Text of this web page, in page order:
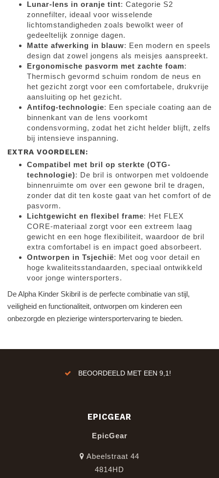
Lunar-lens in oranje tint: Categorie S2
zonnefilter, ideaal voor wisselende
lichtomstandigheden zoals bewolkt weer of
gedeeltelijk zonnige dagen.
Matte afwerking in blauw: Een modern en speels
design dat zowel jongens als meisjes aanspreekt.
Ergonomische pasvorm met zachte foam:
Thermisch gevormd schuim rondom de neus en
het gezicht zorgt voor een comfortabele, drukvrije
aansluiting op het gezicht.
Antifog-technologie: Een speciale coating aan de
binnenkant van de lens voorkomt
condensvorming, zodat het zicht helder blijft, zelfs
bij intensieve inspanning.
EXTRA VOORDELEN:
Compatibel met bril op sterkte (OTG-
technologie): De bril is ontworpen met voldoende
binnenruimte om over een gewone bril te dragen,
zonder dat dit ten koste gaat van het comfort of de
pasvorm.
Lichtgewicht en flexibel frame: Het FLEX
CORE-materiaal zorgt voor een extreem laag
gewicht en een hoge flexibiliteit, waardoor de bril
extra comfortabel is en impact goed absorbeert.
Ontworpen in Tsjechië: Met oog voor detail en
hoge kwaliteitsstandaarden, speciaal ontwikkeld
voor jonge wintersporters.
De Alpha Kinder Skibril is de perfecte combinatie van stijl,
veiligheid en functionaliteit, ontworpen om kinderen een
onbezorgde en plezierige wintersportervaring te bieden.
BEOORDEELD MET EEN 9,1!
EPICGEAR
EpicGear
Abeelstraat 44
4814HD